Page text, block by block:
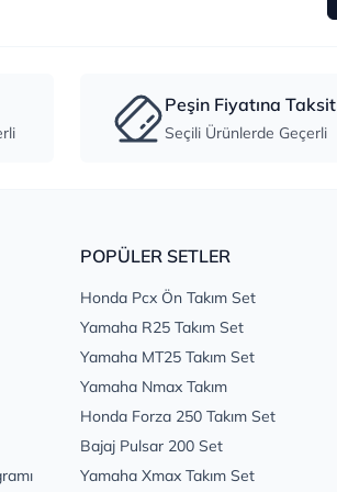
Peşin Fiyatına Taksit
Seçili Ürünlerde Geçerli
POPÜLER SETLER
Honda Pcx Ön Takım Set
Yamaha R25 Takım Set
Yamaha MT25 Takım Set
Yamaha Nmax Takım
Honda Forza 250 Takım Set
Bajaj Pulsar 200 Set
Yamaha Xmax Takım Set